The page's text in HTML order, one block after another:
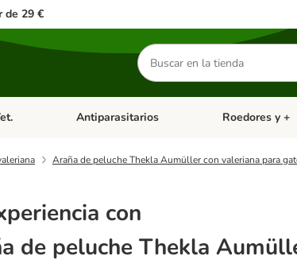
de 29 €
Buscar
productos
abierto: Gatos
Menú de categoria abierto: Dieta Vet.
Antiparasitarios Menú de
Roedores y +
Araña de peluche Thekla Aumüller con valeriana para
con
de peluche Thekla